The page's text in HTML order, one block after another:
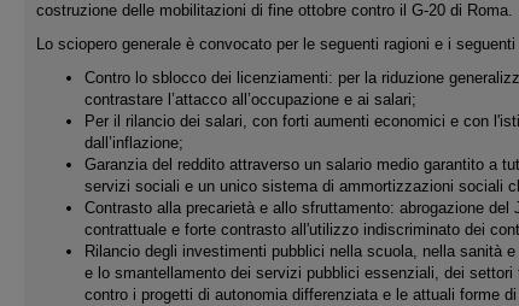
costruzione delle mobilitazioni di fine ottobre contro il G-20 di Roma.
Lo sciopero generale è convocato per le seguenti ragioni e i
Contro lo sblocco dei licenziamenti: per la riduzione
contrastare l’attacco all’occupazione e ai salari;
Per il rilancio dei salari, con forti aumenti economici e con
dall’inflazione;
Garanzia del reddito attraverso un salario medio garantito a
servizi sociali e un unico sistema di ammortizzazioni sociali
Contrasto alla precarietà e allo sfruttamento: abrogazione
contrattuale e forte contrasto all'utilizzo indiscriminato dei
Rilancio degli investimenti pubblici nella scuola, nella sanità
e lo smantellamento dei servizi pubblici essenziali, dei
contro i progetti di autonomia differenziata e le attuali forme